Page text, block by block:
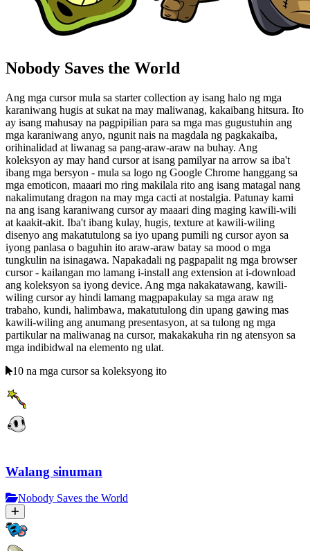
Nobody Saves the World
Ang mga cursor mula sa starter collection ay isang halo ng mga
karaniwang hugis at sukat na may maliwanag, kakaibang hitsura. Ito
ay isang mahusay na pagpipilian para sa mga mas gugustuhin ang
mga karaniwang anyo, ngunit nais na magdala ng pagkakaiba,
orihinalidad at liwanag sa pang-araw-araw na buhay. Ang
koleksyon ay may hand cursor at isang pamilyar na arrow sa iba't
ibang mga bersyon - mula sa logo ng Google Chrome hanggang sa
mga emoticon, maaari mo ring makilala rito ang isang matagal nang
nakalimutang dragon na may mga cacti at nostalgia. Patunay kami
na ang isang karaniwang cursor ay maaari ding maging kawili-wili
at kaakit-akit. Iba't ibang kulay, hugis, texture at kawili-wiling
disenyo ang makatutulong sa iyo upang pumili ng cursor ayon sa
iyong panlasa o baguhin ito araw-araw batay sa mood o mga
tungkulin na isinagawa. Napakadali ng pagpapalit ng mga browser
cursor - kailangan mo lamang i-install ang extension at i-download
ang koleksyon sa iyong device. Ang mga nakakatawang, kawili-
wiling cursor ay hindi lamang magpapakulay sa mga araw ng
trabaho, kundi, halimbawa, makatutulong din upang gawing mas
kawili-wiling ang anumang presentasyon, at sa tulong ng mga
partikular na maliwanag na cursor, makakakuha rin ng atensyon sa
mga indibidwal na elemento ng ulat.
10 na mga cursor sa koleksyong ito
Walang sinuman
Nobody Saves the World